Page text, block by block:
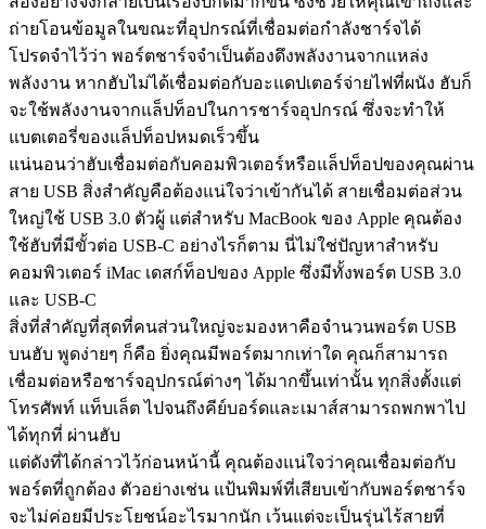
ถ่ายโอนข้อมูลในขณะที่อุปกรณ์ที่เชื่อมต่อกำลังชาร์จได้
โปรดจำไว้ว่า พอร์ตชาร์จจำเป็นต้องดึงพลังงานจากแหล่ง
พลังงาน หากฮับไม่ได้เชื่อมต่อกับอะแดปเตอร์จ่ายไฟที่ผนัง ฮับก็
จะใช้พลังงานจากแล็ปท็อปในการชาร์จอุปกรณ์ ซึ่งจะทำให้
แบตเตอรี่ของแล็ปท็อปหมดเร็วขึ้น
แน่นอนว่าฮับเชื่อมต่อกับคอมพิวเตอร์หรือแล็ปท็อปของคุณผ่าน
สาย USB สิ่งสำคัญคือต้องแน่ใจว่าเข้ากันได้ สายเชื่อมต่อส่วน
ใหญ่ใช้ USB 3.0 ตัวผู้ แต่สำหรับ MacBook ของ Apple คุณต้อง
ใช้ฮับที่มีขั้วต่อ USB-C อย่างไรก็ตาม นี่ไม่ใช่ปัญหาสำหรับ
คอมพิวเตอร์ iMac เดสก์ท็อปของ Apple ซึ่งมีทั้งพอร์ต USB 3.0
และ USB-C
สิ่งที่สำคัญที่สุดที่คนส่วนใหญ่จะมองหาคือจำนวนพอร์ต USB
บนฮับ พูดง่ายๆ ก็คือ ยิ่งคุณมีพอร์ตมากเท่าใด คุณก็สามารถ
เชื่อมต่อหรือชาร์จอุปกรณ์ต่างๆ ได้มากขึ้นเท่านั้น ทุกสิ่งตั้งแต่
โทรศัพท์ แท็บเล็ต ไปจนถึงคีย์บอร์ดและเมาส์สามารถพกพาไป
ได้ทุกที่ ผ่านฮับ
แต่ดังที่ได้กล่าวไว้ก่อนหน้านี้ คุณต้องแน่ใจว่าคุณเชื่อมต่อกับ
พอร์ตที่ถูกต้อง ตัวอย่างเช่น แป้นพิมพ์ที่เสียบเข้ากับพอร์ตชาร์จ
จะไม่ค่อยมีประโยชน์อะไรมากนัก เว้นแต่จะเป็นรุ่นไร้สายที่